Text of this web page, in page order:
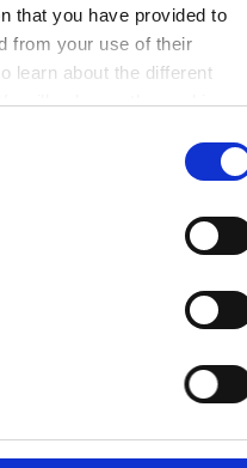
that you have provided to
from your use of their
learn about the different
will only use the cookies
consent. You may
by using the link in our
to know more how we
visit our